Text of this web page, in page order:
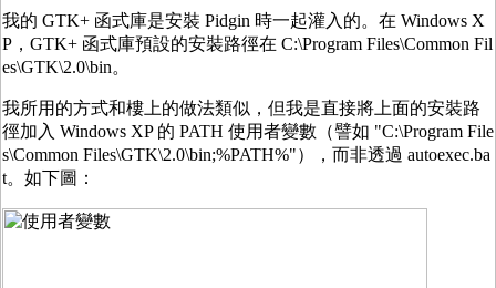
我的 GTK+ 函式庫是安裝 Pidgin 時一起灌入的。在 Windows X
P，GTK+ 函式庫預設的安裝路徑在 C:\Program Files\Common Fil
es\GTK\2.0\bin。
我所用的方式和樓上的做法類似，但我是直接將上面的安裝路
徑加入 Windows XP 的 PATH 使用者變數（譬如 "C:\Program File
s\Common Files\GTK\2.0\bin;%PATH%"），而非透過 autoexec.ba
t。如下圖：